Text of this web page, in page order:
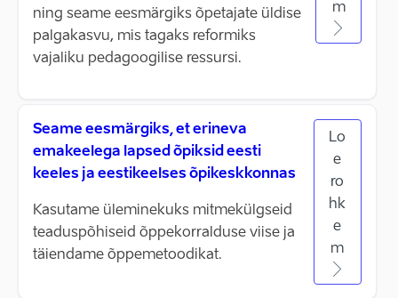
ning seame eesmärgiks õpetajate üldise
palgakasvu, mis tagaks reformiks
vajaliku pedagoogilise ressursi.
m
Seame eesmärgiks, et erineva
emakeelega lapsed õpiksid eesti
keeles ja eestikeelses õpikeskkonnas
Kasutame üleminekuks mitmekülgseid
teaduspõhiseid õppekorralduse viise ja
täiendame õppemetoodikat.
Lo
e
ro
hk
e
m